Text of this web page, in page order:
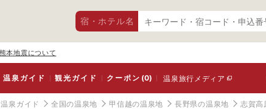
宿・ホテル名
本地震について
温泉ガイド 観光ガイド クーポン(0) 温泉旅行メディア
温泉ガイド 全国の温泉地 甲信越の温泉地 長野県の温泉地 志賀